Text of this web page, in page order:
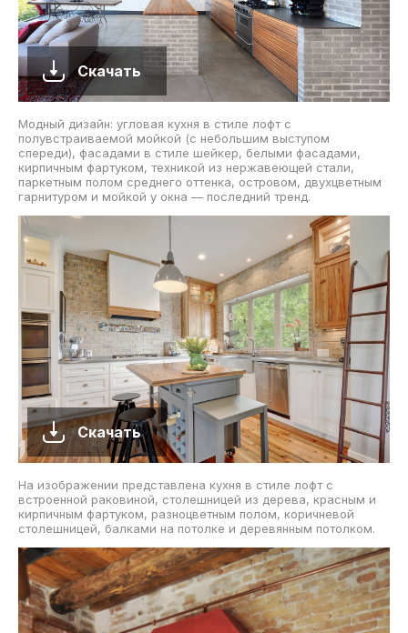
Скачать
Модный дизайн: угловая кухня в стиле лофт с
полувстраиваемой мойкой (с небольшим выступом
спереди), фасадами в стиле шейкер, белыми фасадами,
кирпичным фартуком, техникой из нержавеющей стали,
паркетным полом среднего оттенка, островом, двухцветным
гарнитуром и мойкой у окна — последний тренд.
Скачать
На изображении представлена кухня в стиле лофт с
встроенной раковиной, столешницей из дерева, красным и
кирпичным фартуком, разноцветным полом, коричневой
столешницей, балками на потолке и деревянным потолком.